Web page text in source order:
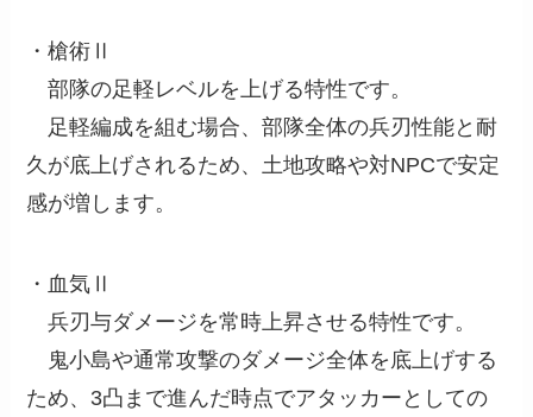
・槍術Ⅱ
部隊の足軽レベルを上げる特性です。
足軽編成を組む場合、部隊全体の兵刃性能と耐
久が底上げされるため、土地攻略や対NPCで安定
感が増します。
・血気Ⅱ
兵刃与ダメージを常時上昇させる特性です。
鬼小島や通常攻撃のダメージ全体を底上げする
ため、3凸まで進んだ時点でアタッカーとしての